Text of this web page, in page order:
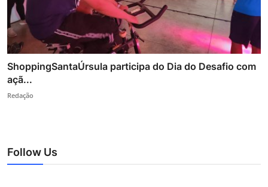
ShoppingSantaÚrsula participa do Dia do Desafio com
açã...
Redação
Follow Us